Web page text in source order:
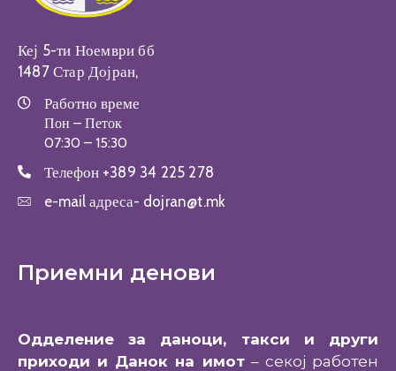
Кеј 5-ти Ноември бб
1487 Стар Дојран,
Работно време
Пон – Петок
07:30 – 15:30
Телефон +389 34 225 278
e-mail адреса- dojran@t.mk
Приемни денови
Одделение за даноци, такси и други
приходи и Данок на имот– секој работен